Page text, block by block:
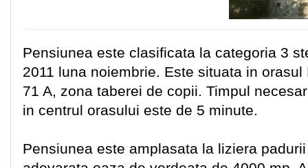
Pensiunea este clasificata la categoria 3
2011 luna noiembrie. Este situata in
71 A, zona taberei de copii. Timpul
in centrul orasului este de 5 minute.
Pensiunea este amplasata la liziera